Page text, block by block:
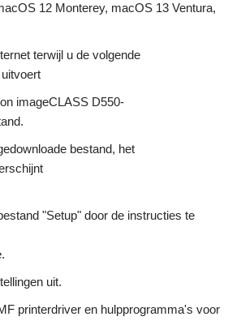
12 Monterey, macOS 13 Ventura,
terwijl u de volgende
imageCLASS D550-
bestand, het
"Setup" door de instructies te
uit.
printerdriver en hulpprogramma's voor